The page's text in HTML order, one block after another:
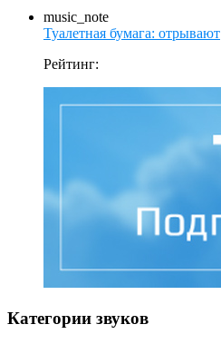
music_note
Туалетная бумага: отрывают
Рейтинг:
Категории звуков